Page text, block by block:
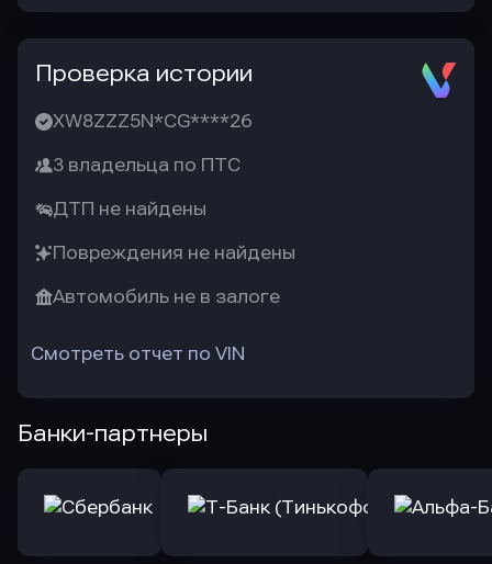
Проверка истории
XW8ZZZ5N*CG****26
3 владельца по ПТС
ДТП не найдены
Повреждения не найдены
Автомобиль не в залоге
Смотреть отчет по VIN
Банки-партнеры